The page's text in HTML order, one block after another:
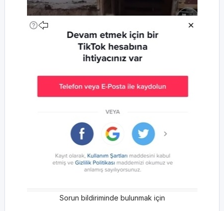
Sorun bildiriminde bulunmak için